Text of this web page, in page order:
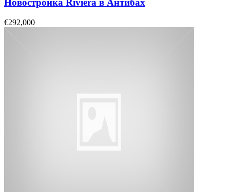
Новостройка Riviera в Антибах
€292,000